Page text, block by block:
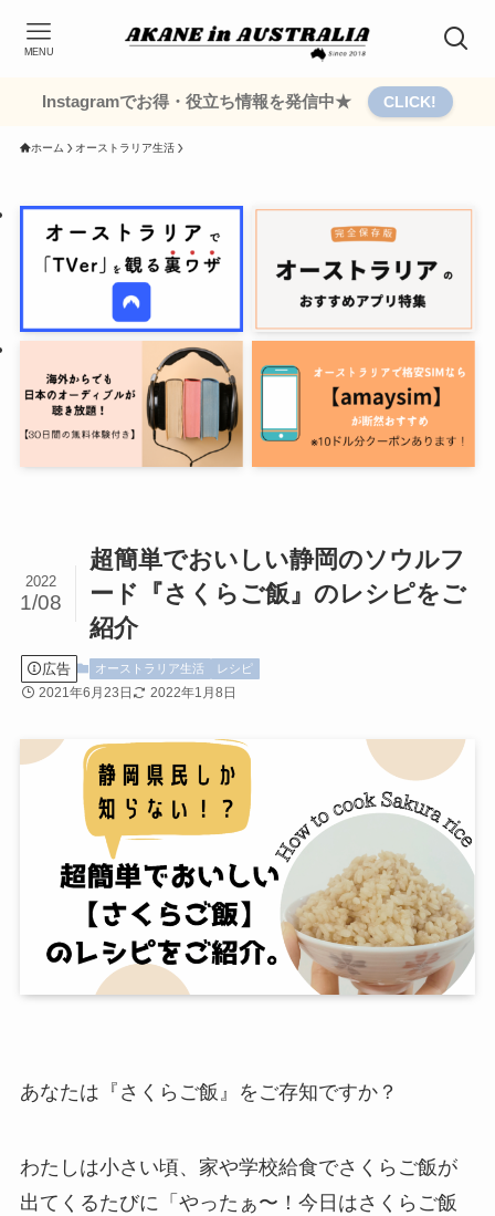
MENU
Instagramでお得・役立ち情報を発信中★ CLICK!
ホーム オーストラリア生活
超簡単でおいしい静岡のソウルフ
ード『さくらご飯』のレシピをご
紹介
2022
1/08
広告 オーストラリア生活 レシピ
2021年6月23日 2022年1月8日
あなたは『さくらご飯』をご存知ですか？
わたしは小さい頃、家や学校給食でさくらご飯が
出てくるたびに「やったぁ〜！今日はさくらご飯